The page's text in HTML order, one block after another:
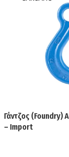
Γάντζος (Foundry)
– Import